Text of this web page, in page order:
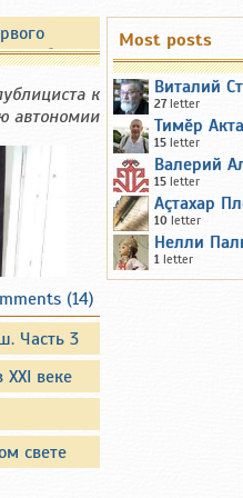
Most posts
Виталий
27letter
Тимӗр
15 letter
Валерий
15 letter
Аçтахар
10 letter
Нелли
1 letter
к
автономии
также
(14)
Часть 3
веке
свете